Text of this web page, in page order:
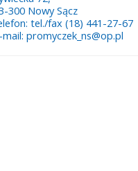
300 Nowy Sącz
tel./fax (18) 441-27-67
promyczek_ns@op.pl